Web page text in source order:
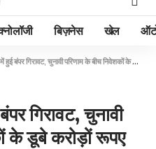
बिज़नेस खेल
गिरावट, चुनावी परिणाम के बीच निवेशकों के डूबे करोड़ों रूपए
गिरावट, चुनावी
के डूबे करोड़ों रूपए